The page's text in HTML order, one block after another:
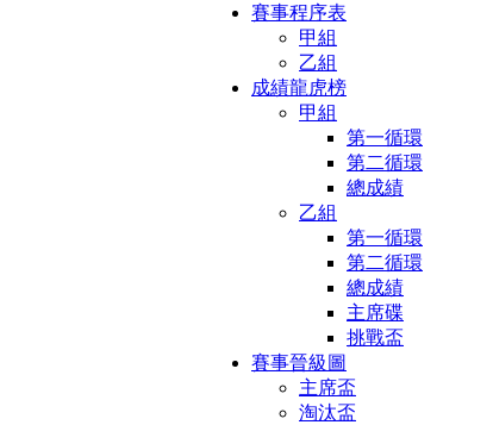
賽事程序表
甲組
乙組
成績龍虎榜
甲組
第一循環
第二循環
總成績
乙組
第一循環
第二循環
總成績
主席碟
挑戰盃
賽事晉級圖
主席盃
淘汰盃